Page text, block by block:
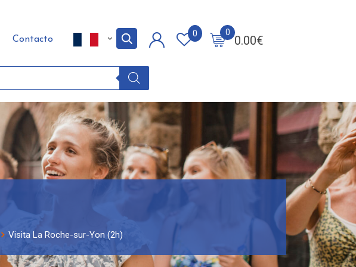
Contacto 0.00€
0
0
Visita La Roche-sur-Yon (2h)